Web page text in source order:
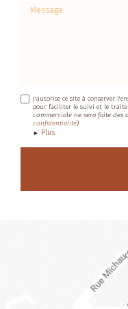
Message
J'autorise ce site à conserver
pour faciliter le suivi et le
commerciale ne sera faite des
confidentialité)
Plus